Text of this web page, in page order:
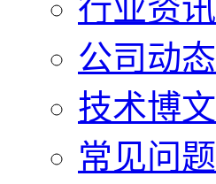
行业资讯
公司动态
技术博文
常见问题